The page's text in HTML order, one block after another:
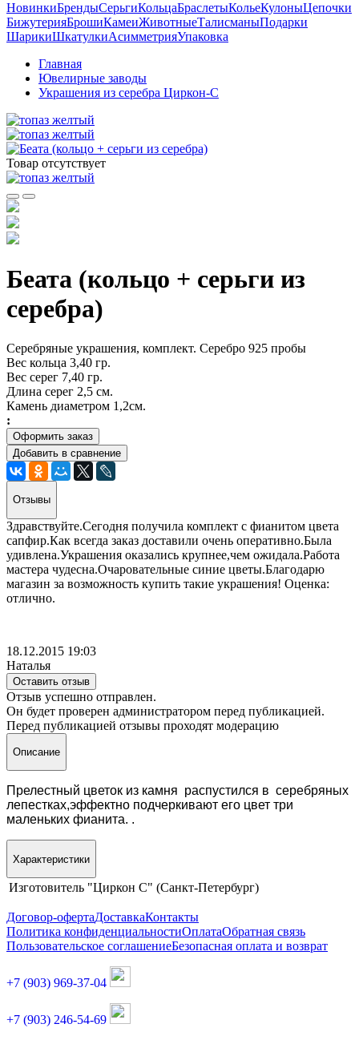
НовинкиБрендыСерьгиКольцаБраслетыКольеКулоныЦепочки
БижутерияБрошиКамеиЖивотныеТалисманыПодарки
ШарикиШкатулкиАсимметрияУпаковка
Главная
Ювелирные заводы
Украшения из серебра Циркон-С
Товар отсутствует
Беата (кольцо + серьги из
серебра)
Серебряные украшения, комплект. Серебро 925 пробы
Вес кольца 3,40 гр.
Вес серег 7,40 гр.
Длина серег 2,5 см.
Камень диаметром 1,2см.
:
Оформить заказ
Добавить в сравнение
Отзывы
Здравствуйте.Сегодня получила комплект с фианитом цвета
сапфир.Как всегда заказ доставили очень оперативно.Была
удивлена.Украшения оказались крупнее,чем ожидала.Работа
мастера чудесна.Очаровательные синие цветы.Благодарю
магазин за возможность купить такие украшения! Оценка:
отлично.
18.12.2015 19:03
Наталья
Оставить отзыв
Отзыв успешно отправлен.
Он будет проверен администратором перед публикацией.
Перед публикацией отзывы проходят модерацию
Описание
Прелестный цветок из камня распустился в серебряных
лепестках,эффектно подчеркивают его цвет три
маленьких фианита. .
Характеристики
Изготовитель "Циркон С" (Санкт-Петербург)
Договор-офертаДоставкаКонтакты
Политика конфиденциальностиОплатаОбратная связь
Пользовательское соглашениеБезопасная оплата и возврат
+7 (903) 969-37-04
+7 (903) 246-54-69